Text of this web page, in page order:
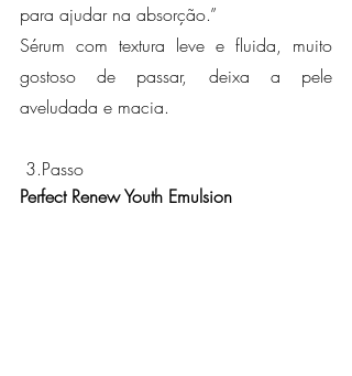
para ajudar na absorção.”
Sérum com textura leve e fluida, muito
gostoso de passar, deixa a pele
aveludada e macia.
3.Passo
Perfect Renew Youth Emulsion